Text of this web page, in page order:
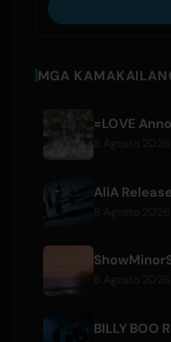
MGA